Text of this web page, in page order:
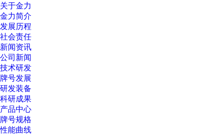
关于金力
金力简介
发展历程
社会责任
新闻资讯
公司新闻
技术研发
牌号发展
研发装备
科研成果
产品中心
牌号规格
性能曲线